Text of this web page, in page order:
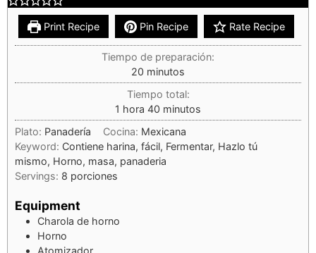
Print Recipe Pin Recipe Rate Recipe
Tiempo de preparación:
20 minutos
Tiempo total:
1 hora 40 minutos
Plato: Panadería Cocina: Mexicana
Keyword: Contiene harina, fácil, Fermentar, Hazlo tú
mismo, Horno, masa, panaderia
Servings: 8 porciones
Equipment
Charola de horno
Horno
Atomizador